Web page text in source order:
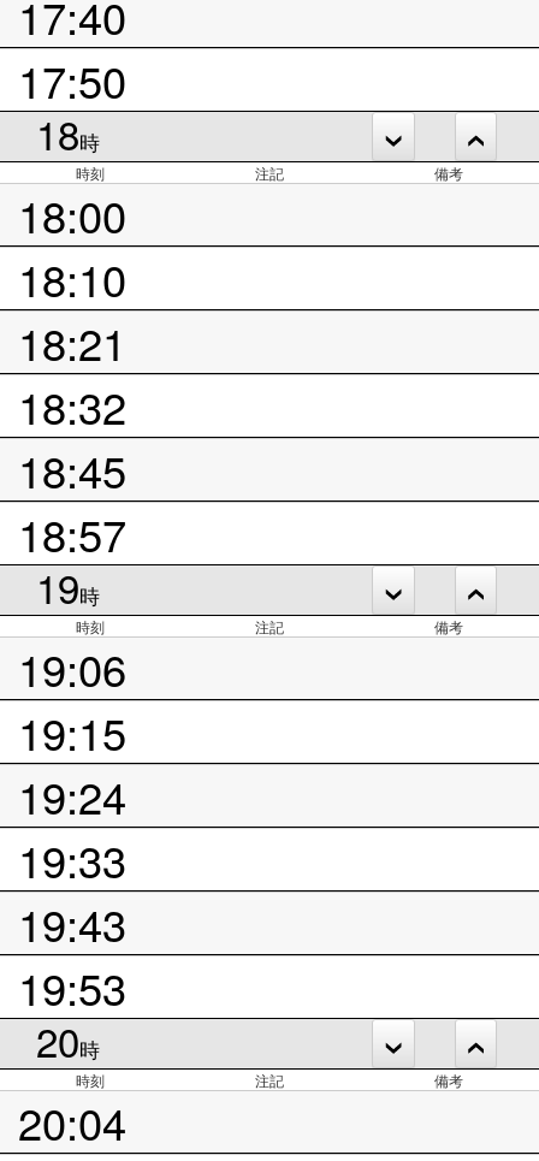
17:40
17:50
18時
時刻 注記 備考
18:00
18:10
18:21
18:32
18:45
18:57
19時
時刻 注記 備考
19:06
19:15
19:24
19:33
19:43
19:53
20時
時刻 注記 備考
20:04